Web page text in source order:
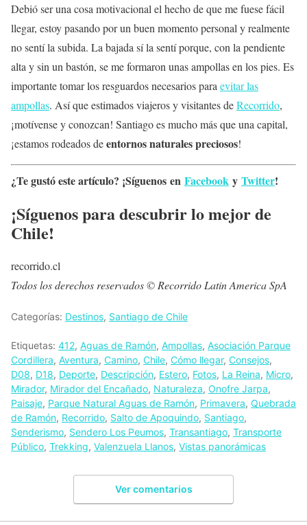
Debió ser una cosa motivacional el hecho de que me fuese fácil
llegar, estoy pasando por un buen momento personal y realmente
no sentí la subida. La bajada sí la sentí porque, con la pendiente
alta y sin un bastón, se me formaron unas ampollas en los pies. Es
importante tomar los resguardos necesarios para evitar las
ampollas. Así que estimados viajeros y visitantes deRecorrido,
¡motívense y conozcan! Santiago es mucho más que una capital,
¡estamos rodeados deentornos naturales preciosos!
¿Te gustó este artículo? ¡Síguenos en Facebook y Twitter!
¡Síguenos para descubrir lo mejor de
Chile!
recorrido.cl
Todos los derechos reservados © Recorrido Latin America SpA
Categorías: Destinos, Santiago de Chile
Etiquetas: 412, Aguas de Ramón, Ampollas, Asociación Parque
Cordillera, Aventura, Camino, Chile, Cómo llegar, Consejos,
D08, D18, Deporte, Descripción, Estero, Fotos, La Reina, Micro,
Mirador, Mirador del Encañado, Naturaleza, Onofre Jarpa,
Paisaje, Parque Natural Aguas de Ramón, Primavera, Quebrada
de Ramón, Recorrido, Salto de Apoquindo, Santiago,
Senderismo, Sendero Los Peumos, Transantiago, Transporte
Público, Trekking, Valenzuela Llanos, Vistas panorámicas
Ver comentarios